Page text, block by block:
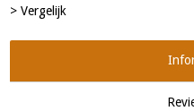
> Vergelijk